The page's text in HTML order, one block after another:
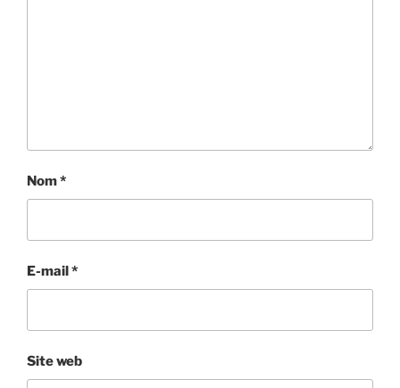
Nom*
E-mail *
Site web